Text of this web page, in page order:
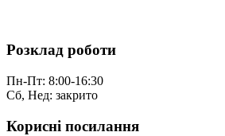
Розклад роботи
Пн-Пт: 8:00-16:30
Сб, Нед: закрито
Корисні посилання